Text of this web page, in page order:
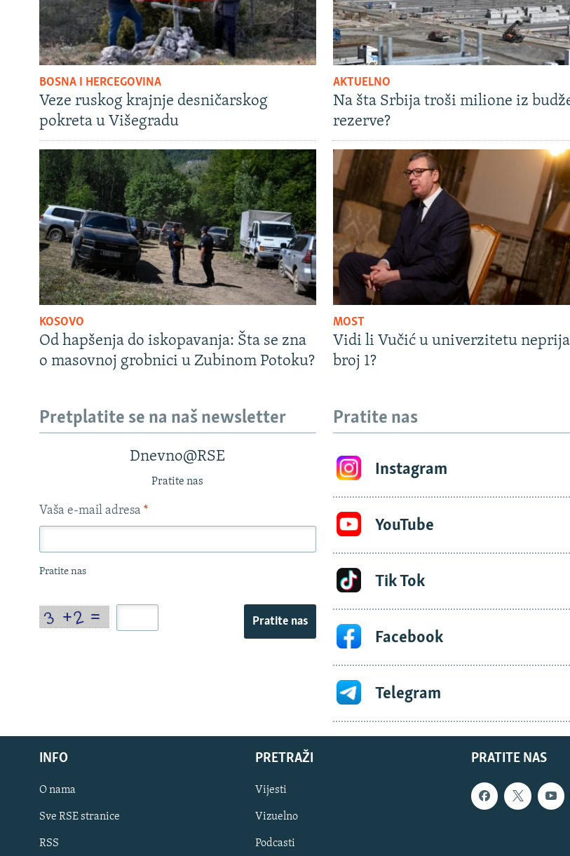
BOSNA I HERCEGOVINA
Veze ruskog krajnje desničarskog
pokreta u Višegradu
AKTUELNO
Na šta Srbija troši milione iz
rezerve?
KOSOVO
Od hapšenja do iskopavanja: Šta se zna
o masovnoj grobnici u Zubinom Potoku?
MOST
Vidi li Vučić u univerzitetu
broj 1?
Pretplatite se na naš newsletter
Dnevno@RSE
Pratite nas
Vaša e-mail adresa *
Pratite nas
Pratite nas
Pratite nas
Instagram
YouTube
Tik Tok
Facebook
Telegram
PRATITE NAS
INFO
O nama
Sve RSE stranice
RSS
PRETRAŽI
Vijesti
Vizuelno
Podcasti